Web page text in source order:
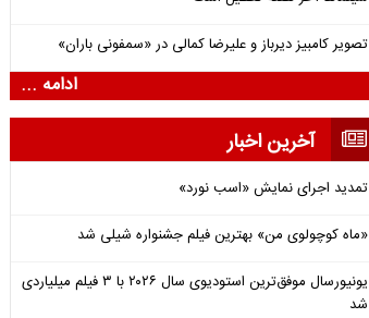
تصویر کامبیز دیرباز و علیرضا کمالی در «سمفونی باران»
ادامه ...
آخرین اخبار
تمدید اجرای نمایش «اسب نورد»
«ماه کوچولوی من» بهترین فیلم جشنواره شیلی شد
یونیورسال موفق‌ترین استودیوی سال ۲۰۲۶ با ۳ فیلم میلیاردی
شد